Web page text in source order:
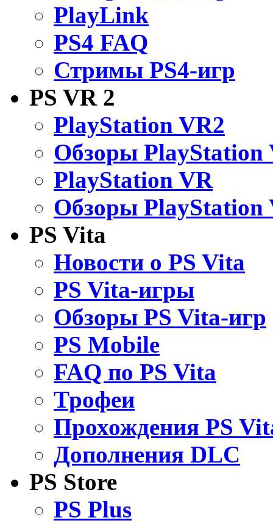
PlayLink
PS4 FAQ
Стримы PS4-игр
PS VR 2
PlayStation VR2
Обзоры PlayStation
PlayStation VR
Обзоры PlayStation
PS Vita
Новости о PS Vita
PS Vita-игры
Обзоры PS Vita-игр
PS Mobile
FAQ по PS Vita
Трофеи
Прохождения PS
Дополнения DLC
PS Store
PS Plus